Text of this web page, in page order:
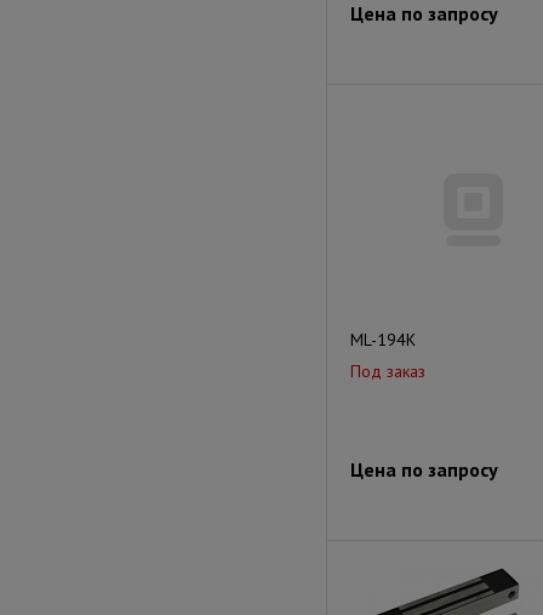
Цена по запросу
ML-194K
Под заказ
Цена по запросу